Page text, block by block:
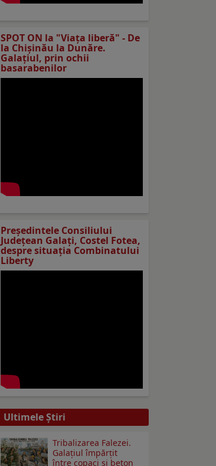
SPOT ON la "Viaţa liberă" - De
la Chișinău la Dunăre.
Galațiul, prin ochii
basarabenilor
Preşedintele Consiliului
Judeţean Galaţi, Costel Fotea,
despre situaţia Combinatului
Liberty
Ultimele Ştiri
Tribalizarea Falezei.
Galațiul împărțit
între copaci și beton